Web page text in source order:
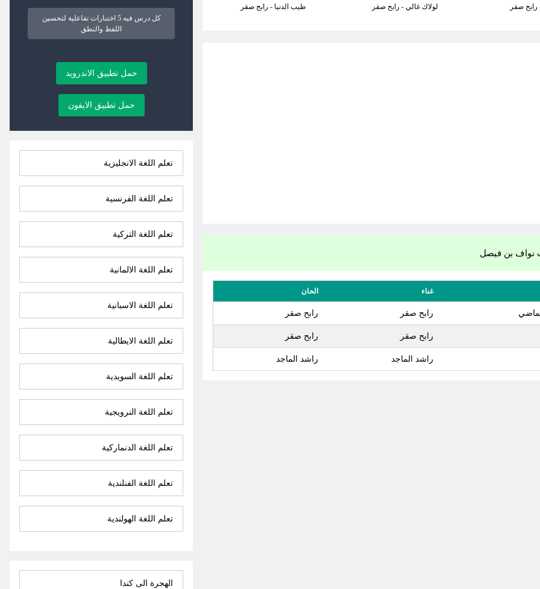
صقر لولاك غالي - رابح صقر طيب الدنيا - رابح صقر
نواف بن فيصل
غناء الحان
رابح صقر رابح صقر
رابح صقر رابح صقر
راشد الماجد راشد الماجد
كل درس فيه 5 اختبارات تفاعلية لتحسين
اللفظ والنطق
حمل تطبيق الاندرويد
حمل تطبيق الايفون
تعلم اللغة الانجليزية
تعلم اللغة الفرنسية
تعلم اللغة التركية
تعلم اللغة الالمانية
تعلم اللغة الاسبانية
تعلم اللغة الايطالية
تعلم اللغة السويدية
تعلم اللغة النرويجية
تعلم اللغة الدنماركية
تعلم اللغة الفنلندية
تعلم اللغة الهولندية
الهجرة الى كندا